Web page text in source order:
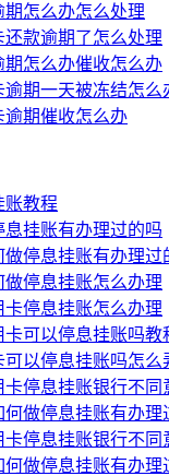
怎么办怎么处理
款逾期了怎么处理
期怎么办催收怎么办
逾期一天被冻结怎么
期催收怎么办
账教程
挂账有办理过的吗
做停息挂账有办理过
停息挂账怎么办理
停息挂账怎么办理
可以停息挂账吗教
以停息挂账吗怎么
卡停息挂账银行不同
何做停息挂账有办理
卡停息挂账银行不同
何做停息挂账有办理